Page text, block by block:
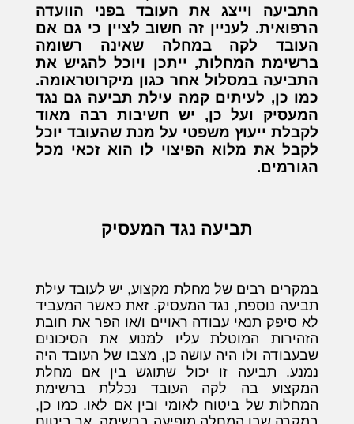
התביעה וייצג את העובד בפני הוועדה
הרפואית. לעניין זה חשוב לציין כי גם אם
העובד לקה במחלה שאינה רשומה
ברשימת המחלות, ייתכן ויוכל להגיש את
התביעה במסלול אחר כגון מיקרוטראומה.
כמו כן, לעיתים קמה עילת תביעה גם נגד
המעסיק ועל כן, יש חשיבות רבה מאוד
לקבלת ייעוץ משפטי על מנת שהעובד יוכל
לקבל את מלוא הפיצוי לו הוא זכאי מכל
הגורמים.
תביעה נגד המעסיק
במקרים רבים של מחלת מקצוע, יש לעובד עילת
תביעה נוספת, נגד המעסיק. זאת כאשר המעביד
לא סיפק תנאי עבודה ראויים ו/או הפר את חובת
הזהירות המוטלת עליו למנוע את הסיכונים
שבעבודה ולו היה עושה כן, מצבו של העובד היה
נמנע. תביעה זו יכול שתוגש בין אם מחלת
המקצוע בה לקה העובד נכללת ברשימת
המחלות של ביטוח לאומי ובין אם לאו. כמו כן,